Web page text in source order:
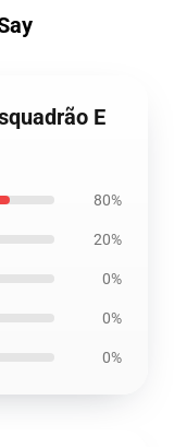
E
80%
20%
0%
0%
0%